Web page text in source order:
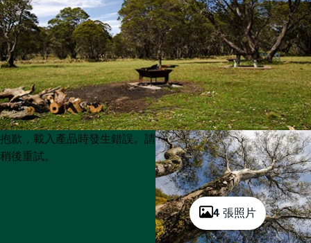
4 張照片
Product
List
Product
List
抱歉，載入產品時發生錯誤。請
稍後重試。